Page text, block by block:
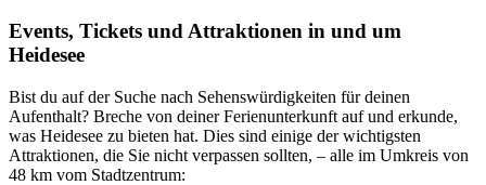
Events, Tickets und Attraktionen in und um
Heidesee
Bist du auf der Suche nach Sehenswürdigkeiten für deinen
Aufenthalt? Breche von deiner Ferienunterkunft auf und erkunde,
was Heidesee zu bieten hat. Dies sind einige der wichtigsten
Attraktionen, die Sie nicht verpassen sollten, – alle im Umkreis von
48 km vom Stadtzentrum: